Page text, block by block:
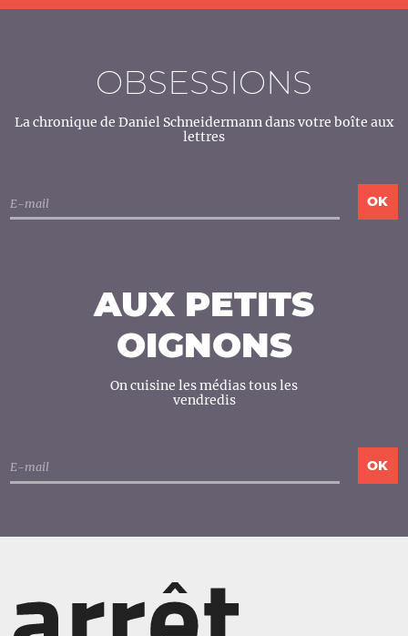
OBSESSIONS
La chronique de Daniel Schneidermann dans votre boîte aux
lettres
AUX PETITS
OIGNONS
On cuisine les médias tous les
vendredis